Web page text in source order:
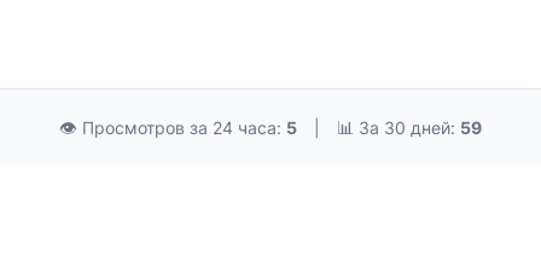
👁 Просмотров за 24 часа: 5 📊 За 30 дней: 59